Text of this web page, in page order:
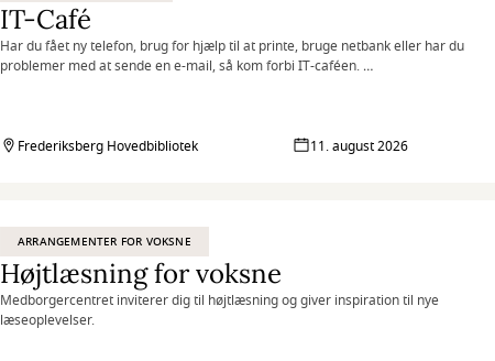
IT-Café
Har du fået ny telefon, brug for hjælp til at printe, bruge netbank eller har du
problemer med at sende en e-mail, så kom forbi IT-caféen.
Frederiksberg Hovedbibliotek 11. august 2026
ARRANGEMENTER FOR VOKSNE
Højtlæsning for voksne
Medborgercentret inviterer dig til højtlæsning og giver inspiration til nye
læseoplevelser.